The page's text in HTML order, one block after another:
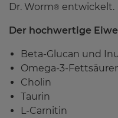
Dr. Worm® entwickelt.
Der hochwertige
Beta-Glucan und
Omega-3-
Cholin
Taurin
L-Carnitin